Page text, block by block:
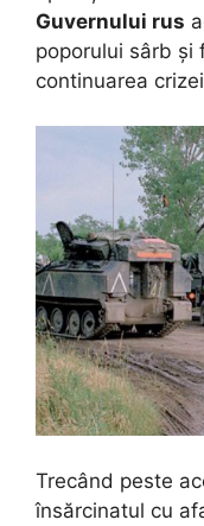
Guvernului rus
poporului sârb și
continuarea
Trecând peste
însărcinatul cu